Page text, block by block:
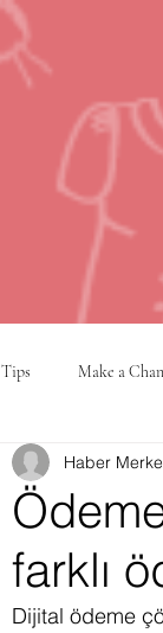
Tips Make a
VPN şehir
Firma Satınalma
farklı
Haber
Dijital ödeme